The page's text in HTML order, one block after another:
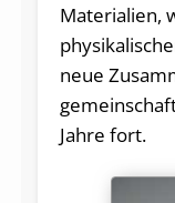
Materialien,
neue
Jahre fort.